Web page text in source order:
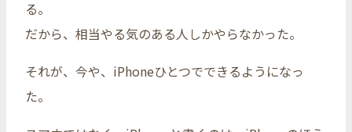
る。
だから、相当やる気のある人しかやらなかった。
それが、今や、iPhoneひとつでできるようになっ
た。